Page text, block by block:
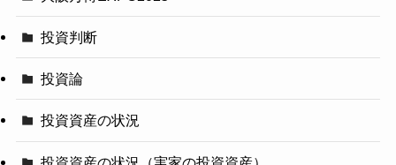
投資判断
投資論
投資資産の状況